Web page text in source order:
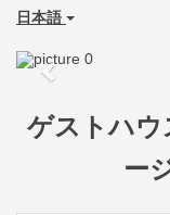
日本語
Previous
ゲストハ
ー